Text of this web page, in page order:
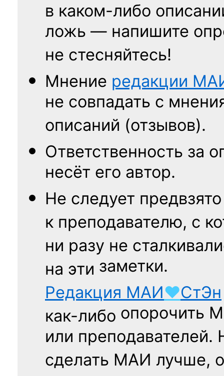
в каком-либо
ложь — напишите
не стесняйтесь!
Мнение редакции
не совпадать с
описаний (отзывов).
Ответственность за
несёт его автор.
Не следует
к преподавателю, с
ни разу не
на эти заметки.
Редакция МАИ♥СтЭн
как-либо опорочить
или
сделать МАИ лучше,